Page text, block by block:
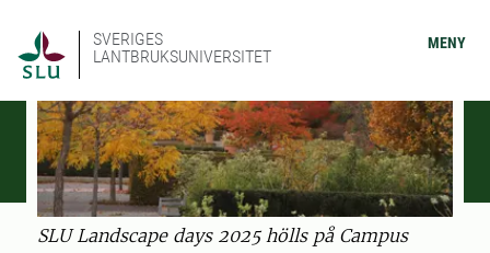
SVERIGES
LANTBRUKSUNIVERSITET
MENY
SLU Landscape days 2025 hölls på Campus